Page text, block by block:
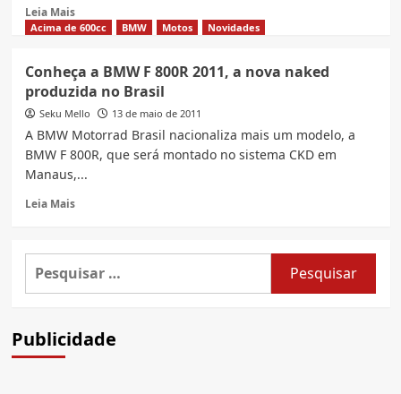
Leia MaisRead
more
mais
sobre
a
nova
F800R
2015
Acima de 600cc BMW Motos Novidades
Conheça a BMW F 800R 2011, a nova naked
produzida no Brasil
Seku Mello 13 de maio de 2011
A BMW Motorrad Brasil nacionaliza mais um modelo, a
BMW F 800R, que será montado no sistema CKD em
Manaus,...
Leia MaisRead
Conheça
a
2011,
Pesquisar
por:
Publicidade